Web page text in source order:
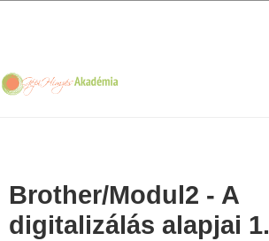
navigation
content
sidebar
Brother/Modul2 - A
digitalizálás alapjai 1.